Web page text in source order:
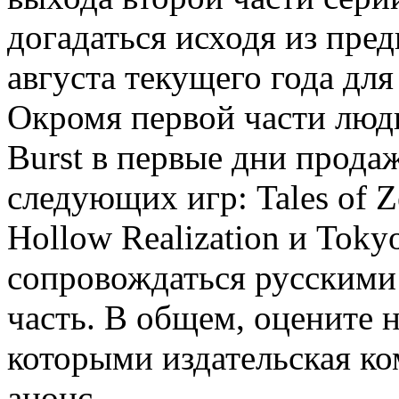
догадаться исходя из
августа текущего года
Окромя первой части
Burst в первые дни
следующих игр: Tales of
Hollow Realization и
сопровождаться
часть. В общем, оцените
которыми издательская